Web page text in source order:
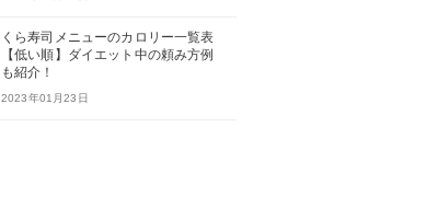
くら寿司メニューのカロリー一覧表
【低い順】ダイエット中の頼み方例
も紹介！
2023年01月23日